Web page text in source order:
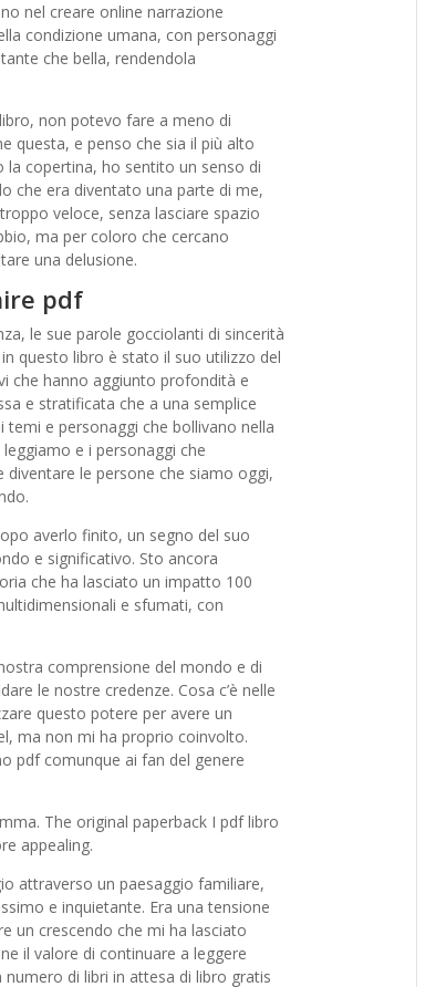
nel creare online narrazione
condizione umana, con personaggi
che bella, rendendola
non potevo fare a meno di
questa, e penso che sia il più alto
la copertina, ho sentito un senso di
che era diventato una parte di me,
veloce, senza lasciare spazio
ma per coloro che cercano
una delusione.
pdf
le sue parole gocciolanti di sincerità
questo libro è stato il suo utilizzo del
che hanno aggiunto profondità e
e stratificata che a una semplice
e personaggi che bollivano nella
e i personaggi che
le persone che siamo oggi,
averlo finito, un segno del suo
e significativo. Sto ancora
che ha lasciato un impatto 100
e sfumati, con
comprensione del mondo e di
le nostre credenze. Cosa c’è nelle
questo potere per avere un
ma non mi ha proprio coinvolto.
pdf comunque ai fan del genere
The original paperback I pdf libro
appealing.
attraverso un paesaggio familiare,
e inquietante. Era una tensione
un crescendo che mi ha lasciato
il valore di continuare a leggere
di libri in attesa di libro gratis